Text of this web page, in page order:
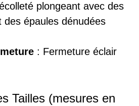
plongeant avec des
des épaules dénudées
: Fermeture éclair
Tailles (mesures en